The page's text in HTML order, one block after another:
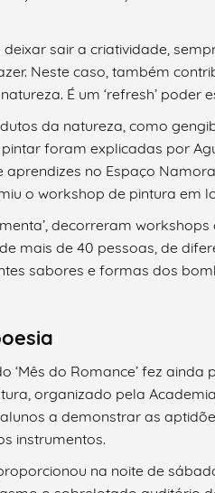
sair a criatividade,
Neste caso, também
É um ‘refresh’ poder
da natureza, como
foram explicadas por
no Espaço
o workshop de pintura em
decorreram
mais de 40 pessoas, de
sabores e formas dos
do Romance’ fez ainda
organizado pela
a demonstrar as
instrumentos.
na noite de